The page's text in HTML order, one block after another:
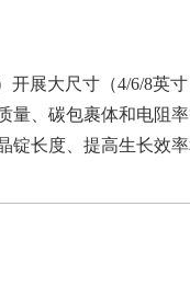
开展大尺寸（4/6/8英
量、碳包裹体和电阻
锭长度、提高生长效